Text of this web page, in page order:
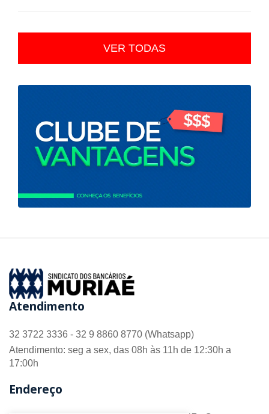
VER TODAS
Atendimento
32 3722 3336 - 32 9 8860 8770 (Whatsapp)
Atendimento: seg a sex, das 08h às 11h de 12:30h a
17:00h
Endereço